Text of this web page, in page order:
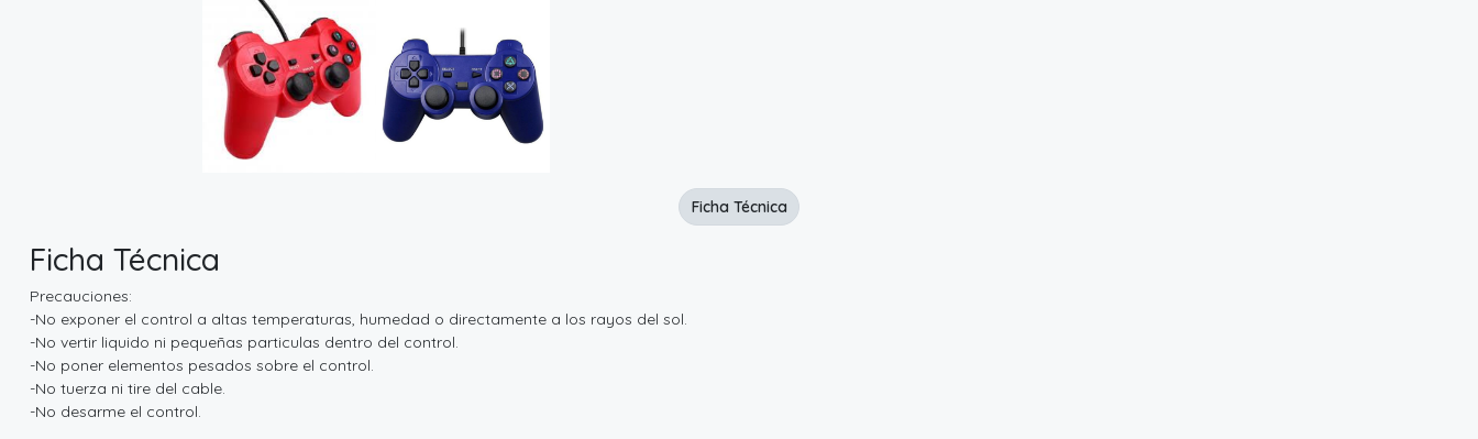
Ficha Técnica
Precauciones:
-No exponer el control a altas temperaturas, humedad o directamente a los rayos del sol.
-No vertir liquido ni pequeñas particulas dentro del control.
-No poner elementos pesados sobre el control.
-No tuerza ni tire del cable.
-No desarme el control.
Ficha Técnica